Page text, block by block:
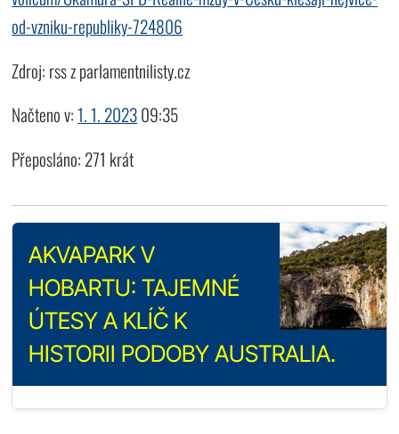
od-vzniku-republiky-724806
Zdroj: rss z parlamentnilisty.cz
Načteno v:1. 1. 202309:35
Přeposláno: 271 krát
AKVAPARK V
HOBARTU: TAJEMNÉ
ÚTESY A KLÍČ K
HISTORII PODOBY AUSTRALIA.